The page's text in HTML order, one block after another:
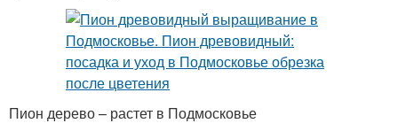
Пион дерево – растет в Подмосковье